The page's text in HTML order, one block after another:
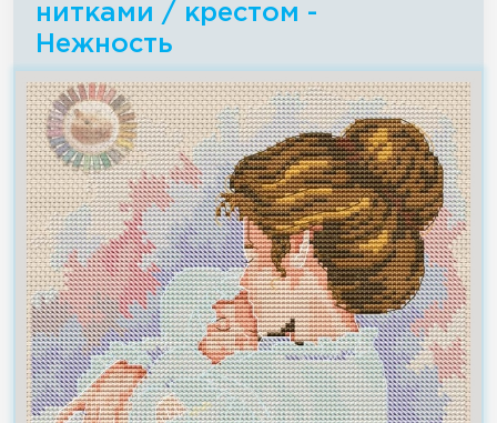
нитками / крестом -
Нежность